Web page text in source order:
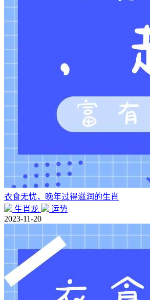
衣食无忧，晚年过得滋润的生肖
生肖龙
运势
2023-11-20